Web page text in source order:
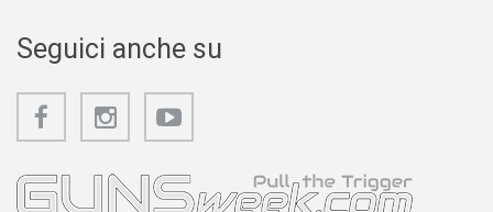
Seguici anche su